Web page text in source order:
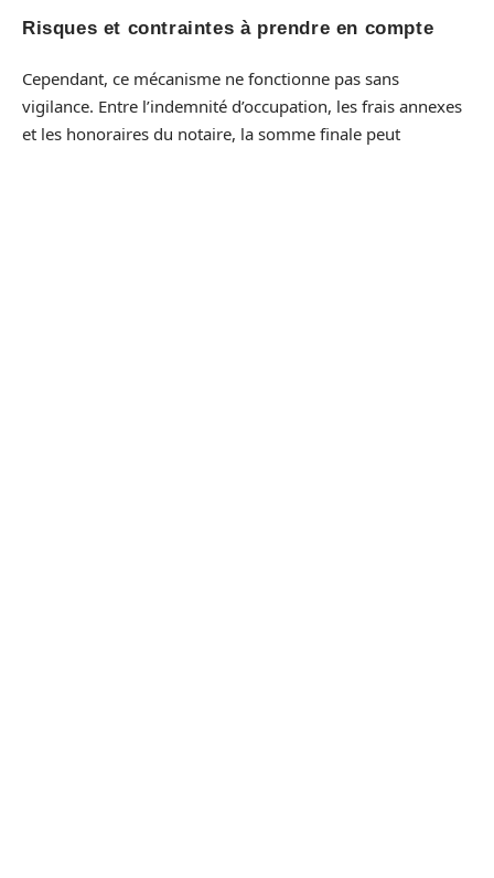
Risques et contraintes à prendre en compte
Cependant, ce mécanisme ne fonctionne pas sans
vigilance. Entre l’indemnité d’occupation, les frais annexes
et les honoraires du notaire, la somme finale peut